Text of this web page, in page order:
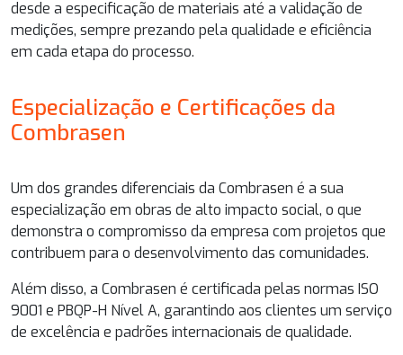
desde a especificação de materiais até a validação de
medições, sempre prezando pela qualidade e eficiência
em cada etapa do processo.
Especialização e Certificações da
Combrasen
Um dos grandes diferenciais da Combrasen é a sua
especialização em obras de alto impacto social, o que
demonstra o compromisso da empresa com projetos que
contribuem para o desenvolvimento das comunidades.
Além disso, a Combrasen é certificada pelas normas ISO
9001 e PBQP-H Nível A, garantindo aos clientes um serviço
de excelência e padrões internacionais de qualidade.